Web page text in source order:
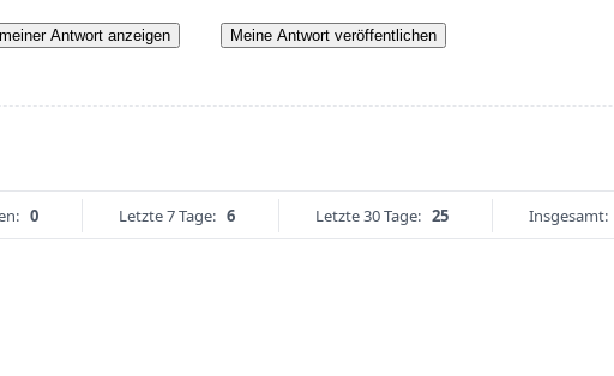
Antwort anzeigen Meine Antwort veröffentlichen
0 Letzte 7 Tage: 6 Letzte 30 Tage: 25 Insgesamt: